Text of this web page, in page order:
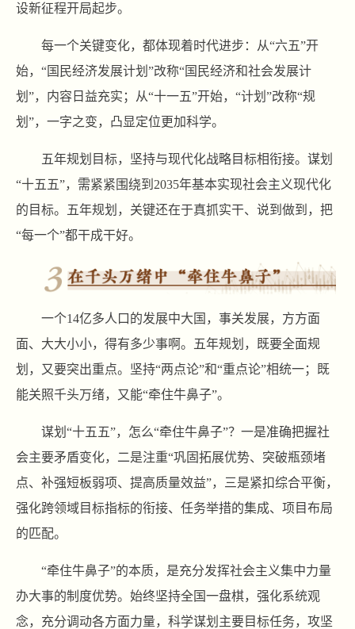
设新征程开局起步。
每一个关键变化，都体现着时代进步：从“六五”开
始，“国民经济发展计划”改称“国民经济和社会发展计
划”，内容日益充实；从“十一五”开始，“计划”改称“规
划”，一字之变，凸显定位更加科学。
五年规划目标，坚持与现代化战略目标相衔接。谋划
“十五五”，需紧紧围绕到2035年基本实现社会主义现代化
的目标。五年规划，关键还在于真抓实干、说到做到，把
“每一个”都干成干好。
一个14亿多人口的发展中大国，事关发展，方方面
面、大大小小，得有多少事啊。五年规划，既要全面规
划，又要突出重点。坚持“两点论”和“重点论”相统一；既
能关照千头万绪，又能“牵住牛鼻子”。
谋划“十五五”，怎么“牵住牛鼻子”？一是准确把握社
会主要矛盾变化，二是注重“巩固拓展优势、突破瓶颈堵
点、补强短板弱项、提高质量效益”，三是紧扣综合平衡，
强化跨领域目标指标的衔接、任务举措的集成、项目布局
的匹配。
“牵住牛鼻子”的本质，是充分发挥社会主义集中力量
办大事的制度优势。始终坚持全国一盘棋，强化系统观
念，充分调动各方面力量，科学谋划主要目标任务，攻坚